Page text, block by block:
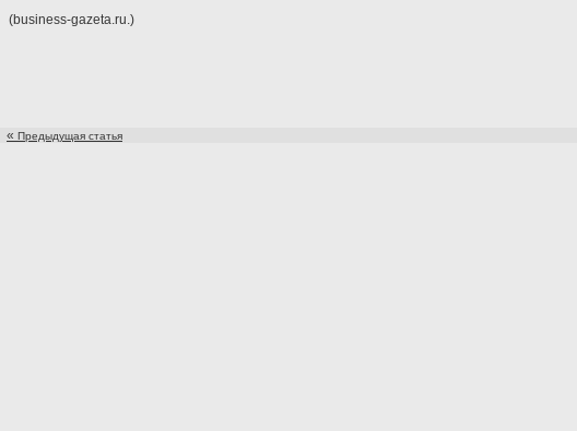
(business-gazeta.ru.)
« Предыдущая статья